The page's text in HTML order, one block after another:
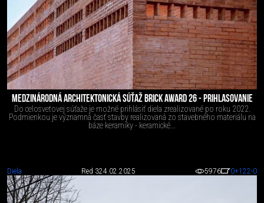
MEDZINÁRODNÁ ARCHITEKTONICKÁ SÚŤAŽ BRICK AWARD 26 - PRIHLASOVANIE
Do celosvetovej súťaže je možné prihlásiť diela zrealizované po roku 2022.
Podmienkou je významná časť stavby realizovaná zo stavebného materiálu na
báze keramiky - keramické...
Diela Red 324.02.2025 5976 0+122-0